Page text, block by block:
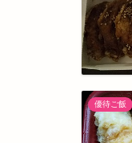
優待ご飯